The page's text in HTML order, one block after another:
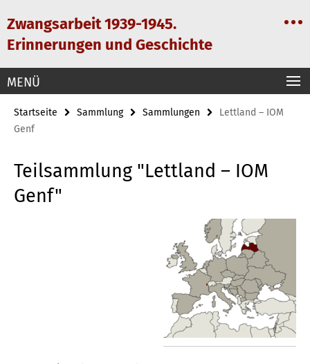
direkt
zu
Zwangsarbeit 1939-1945.
Erinnerungen und Geschichte
Service-
Navigation
MENÜ
Startseite Sammlung Sammlungen
Lettland – IOM
Genf
Teilsammlung "Lettland – IOM
Genf"